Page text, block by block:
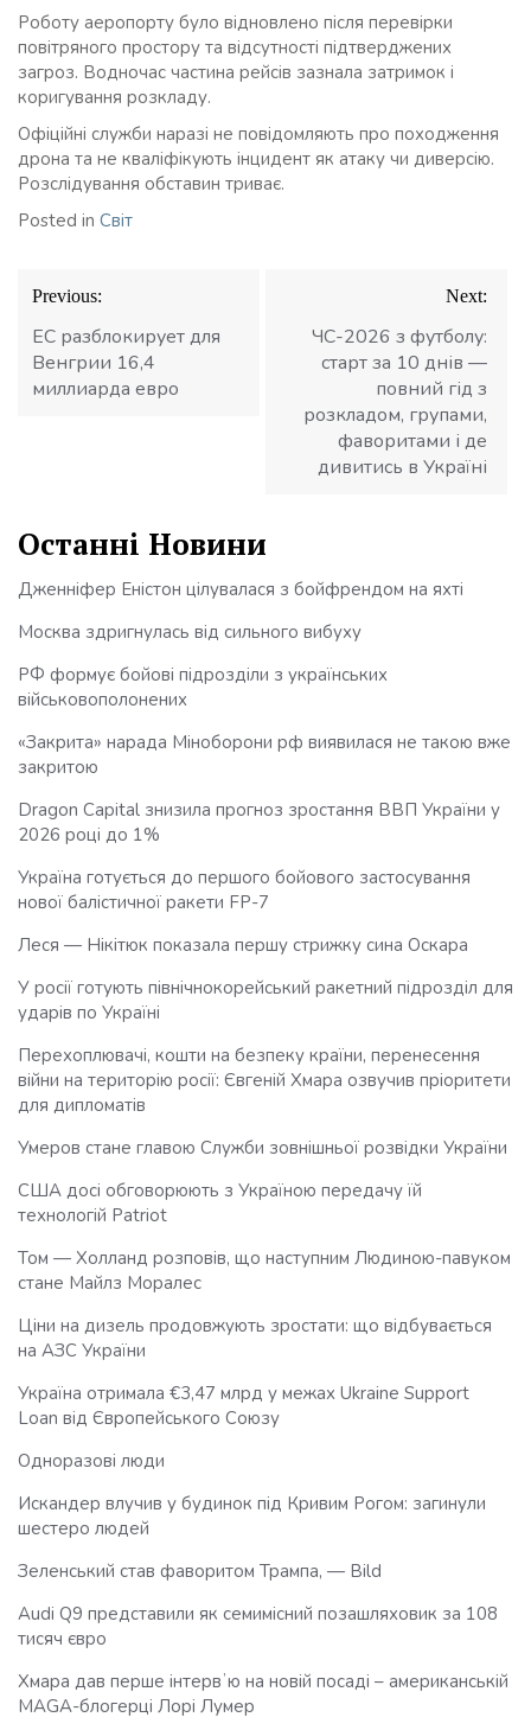
Роботу аеропорту було відновлено після перевірки
повітряного простору та відсутності підтверджених
загроз. Водночас частина рейсів зазнала затримок і
коригування розкладу.
Офіційні служби наразі не повідомляють про походження
дрона та не кваліфікують інцидент як атаку чи диверсію.
Розслідування обставин триває.
Posted in Світ
Навігація
записів
Previous:
ЕС разблокирует для
Венгрии 16,4
миллиарда евро
Next:
ЧС-2026 з футболу:
старт за 10 днів —
повний гід з
розкладом, групами,
фаворитами і де
дивитись в Україні
Останні Новини
Дженніфер Еністон цілувалася з бойфрендом на яхті
Москва здригнулась від сильного вибуху
РФ формує бойові підрозділи з українських
військовополонених
«Закрита» нарада Міноборони рф виявилася не такою вже
закритою
Dragon Capital знизила прогноз зростання ВВП України у
2026 році до 1%
Україна готується до першого бойового застосування
нової балістичної ракети FP-7
Леся — Нікітюк показала першу стрижку сина Оскара
У росії готують північнокорейський ракетний підрозділ для
ударів по Україні
Перехоплювачі, кошти на безпеку країни, перенесення
війни на територію росії: Євгеній Хмара озвучив пріоритети
для дипломатів
Умеров стане главою Служби зовнішньої розвідки України
США досі обговорюють з Україною передачу їй
технологій Patriot
Том — Холланд розповів, що наступним Людиною-павуком
стане Майлз Моралес
Ціни на дизель продовжують зростати: що відбувається
на АЗС України
Україна отримала €3,47 млрд у межах Ukraine Support
Loan від Європейського Союзу
Одноразові люди
Искандер влучив у будинок під Кривим Рогом: загинули
шестеро людей
Зеленський став фаворитом Трампа, — Bild
Audi Q9 представили як семимісний позашляховик за 108
тисяч євро
Хмара дав перше інтервʼю на новій посаді – американській
MAGA-блогерці Лорі Лумер